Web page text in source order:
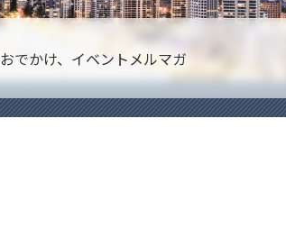
おでかけ、イベント メルマガ